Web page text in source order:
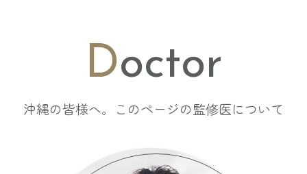
Doctor
沖縄の皆様へ。このページの監修医について